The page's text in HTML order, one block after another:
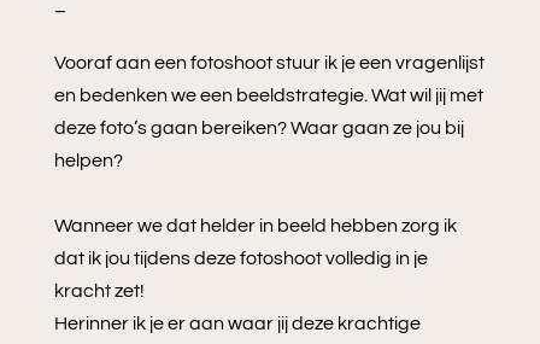
–
Vooraf aan een fotoshoot stuur ik je een vragenlijst
en bedenken we een beeldstrategie.Wat wil jij met
deze foto’s gaan bereiken? Waar gaan ze jou bij
helpen?
Wanneer we dat helder in beeld hebben zorg ik
dat ik jou tijdens deze fotoshoot volledig in je
kracht zet!
Herinner ik je er aan waar jij deze krachtige